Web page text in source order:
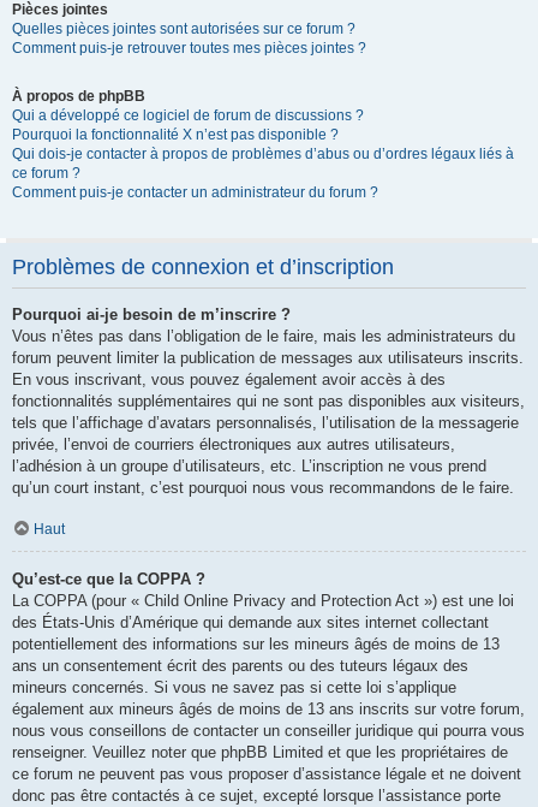
Pièces jointes
Quelles pièces jointes sont autorisées sur ce forum ?
Comment puis-je retrouver toutes mes pièces jointes ?
À propos de phpBB
Qui a développé ce logiciel de forum de discussions ?
Pourquoi la fonctionnalité X n’est pas disponible ?
Qui dois-je contacter à propos de problèmes d’abus ou d’ordres légaux liés à
ce forum ?
Comment puis-je contacter un administrateur du forum ?
Problèmes de connexion et d’inscription
Pourquoi ai-je besoin de m’inscrire ?
Vous n’êtes pas dans l’obligation de le faire, mais les administrateurs du
forum peuvent limiter la publication de messages aux utilisateurs inscrits.
En vous inscrivant, vous pouvez également avoir accès à des
fonctionnalités supplémentaires qui ne sont pas disponibles aux visiteurs,
tels que l’affichage d’avatars personnalisés, l’utilisation de la messagerie
privée, l’envoi de courriers électroniques aux autres utilisateurs,
l’adhésion à un groupe d’utilisateurs, etc. L’inscription ne vous prend
qu’un court instant, c’est pourquoi nous vous recommandons de le faire.
Haut
Qu’est-ce que la COPPA ?
La COPPA (pour « Child Online Privacy and Protection Act ») est une loi
des États-Unis d’Amérique qui demande aux sites internet collectant
potentiellement des informations sur les mineurs âgés de moins de 13
ans un consentement écrit des parents ou des tuteurs légaux des
mineurs concernés. Si vous ne savez pas si cette loi s’applique
également aux mineurs âgés de moins de 13 ans inscrits sur votre forum,
nous vous conseillons de contacter un conseiller juridique qui pourra vous
renseigner. Veuillez noter que phpBB Limited et que les propriétaires de
ce forum ne peuvent pas vous proposer d’assistance légale et ne doivent
donc pas être contactés à ce sujet, excepté lorsque l’assistance porte